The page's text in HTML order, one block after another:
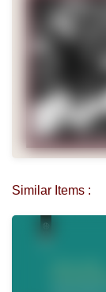
Similar Items :